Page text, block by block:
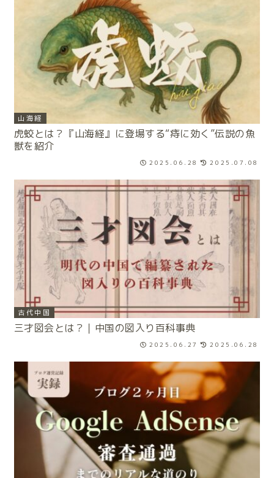
山海経
虎蛟とは？『山海経』に登場する“痔に効く”伝説の魚
獣を紹介
2025.06.28 2025.07.08
古代中国
三才図会とは？｜中国の図入り百科事典
2025.06.27 2025.06.28